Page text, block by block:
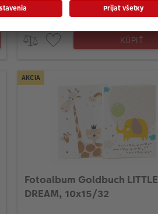
KÚPIŤ
AKCIA
Fotoalbum Goldbuch LITTLE
DREAM, 10x15/32